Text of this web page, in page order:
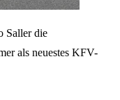
Saller die
als neuestes KFV-